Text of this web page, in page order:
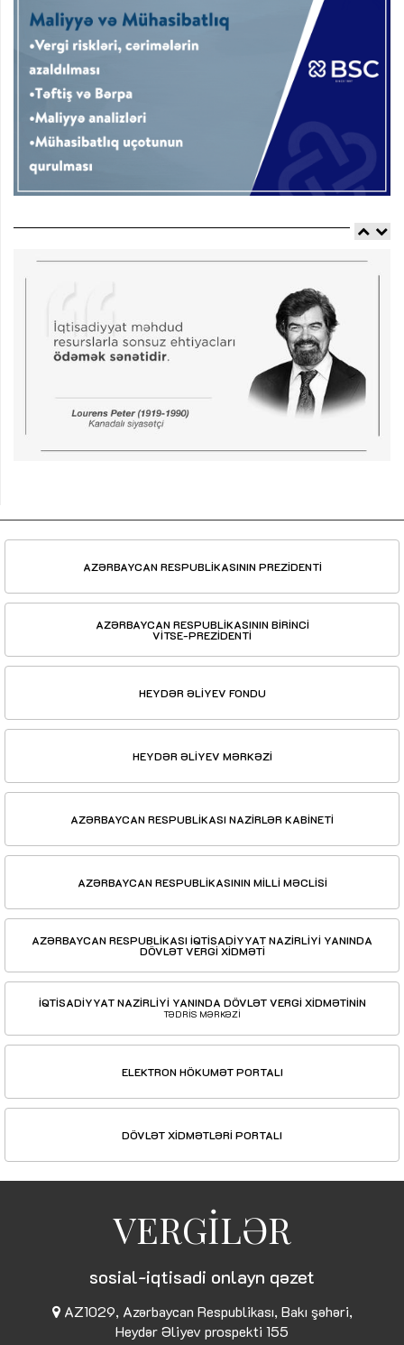
AZƏRBAYCAN RESPUBLİKASININ PREZİDENTİ
AZƏRBAYCAN RESPUBLİKASININ BİRİNCİ
VİTSE-PREZİDENTİ
HEYDƏR ƏLİYEV FONDU
HEYDƏR ƏLİYEV MƏRKƏZİ
AZƏRBAYCAN RESPUBLİKASI NAZİRLƏR KABİNETİ
AZƏRBAYCAN RESPUBLİKASININ MİLLİ MƏCLİSİ
AZƏRBAYCAN RESPUBLİKASI İQTİSADİYYAT NAZİRLİYİ YANINDA
DÖVLƏT VERGİ XİDMƏTİ
İQTİSADİYYAT NAZİRLİYİ YANINDA DÖVLƏT VERGİ XİDMƏTİNİN
TƏDRİS MƏRKƏZİ
ELEKTRON HÖKUMƏT PORTALI
DÖVLƏT XİDMƏTLƏRİ PORTALI
VERGİLƏR
sosial-iqtisadi onlayn qəzet
AZ1029, Azərbaycan Respublikası, Bakı şəhəri,
Heydər Əliyev prospekti 155